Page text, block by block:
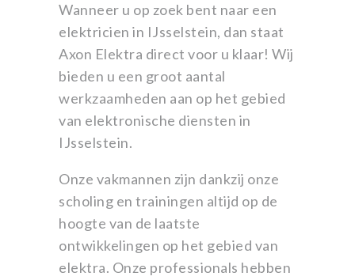
Wanneer u op zoek bent naar een
elektricien in IJsselstein, dan staat
Axon Elektra direct voor u klaar! Wij
bieden u een groot aantal
werkzaamheden aan op het gebied
van elektronische diensten in
IJsselstein.
Onze vakmannen zijn dankzij onze
scholing en trainingen altijd op de
hoogte van de laatste
ontwikkelingen op het gebied van
elektra. Onze professionals hebben